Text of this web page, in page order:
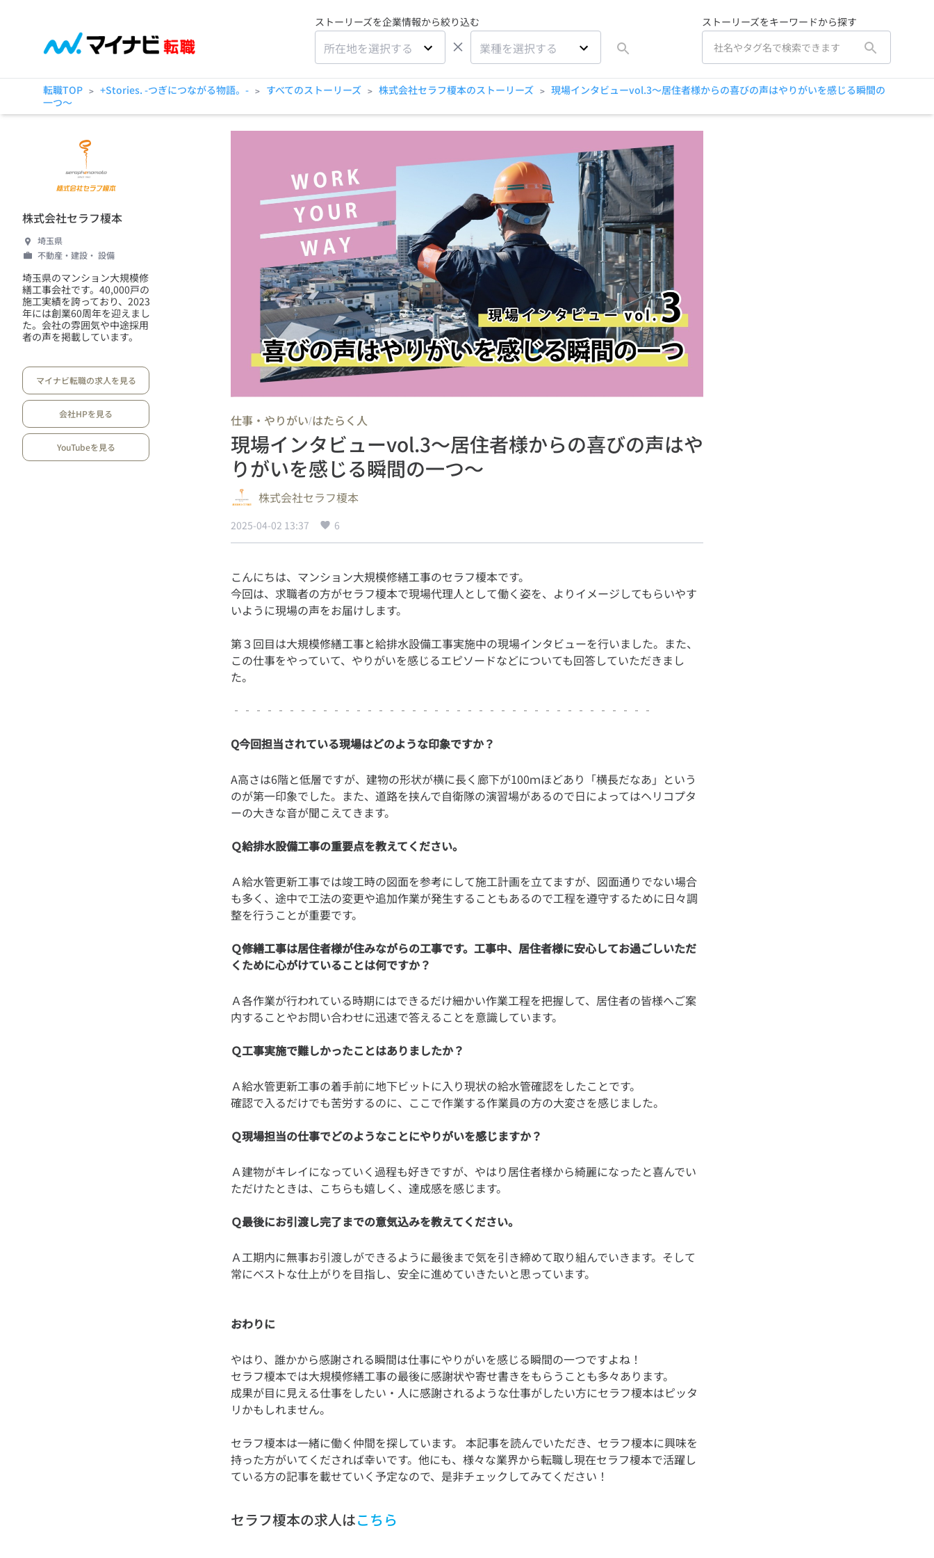
ストーリーズを企業情報から絞り込む
所在地を選択する × 業種を選択する
ストーリーズをキーワードから探す
転職TOP > +Stories. -つぎにつながる物語。- > すべてのストーリーズ > 株式会社セラフ榎本のストーリーズ > 現場インタビューvol.3～居住者様からの喜びの声はやりがいを感じる瞬間の
一つ～
株式会社セラフ榎本
埼玉県
不動産・建設・ 設備
埼玉県のマンション大規模修
繕工事会社です。40,000戸の
施工実績を誇っており、2023
年には創業60周年を迎えまし
た。会社の雰囲気や中途採用
者の声を掲載しています。
マイナビ転職の求人を見る
会社HPを見る
YouTubeを見る
仕事・やりがい/はたらく人
現場インタビューvol.3～居住者様からの喜びの声はや
りがいを感じる瞬間の一つ～
株式会社セラフ榎本
2025-04-02 13:37 6
こんにちは、マンション大規模修繕工事のセラフ榎本です。
今回は、求職者の方がセラフ榎本で現場代理人として働く姿を、よりイメージしてもらいやす
第３回目は大規模修繕工事と給排水設備工事実施中の現場インタビューを行いました。また、
この仕事をやっていて、やりがいを感じるエピソードなどについても回答していただきまし
Q今回担当されている現場はどのような印象ですか？
A高さは6階と低層ですが、建物の形状が横に長く廊下が100ｍほどあり「横長だなあ」という
のが第一印象でした。また、道路を挟んで自衛隊の演習場があるので日によってはヘリコプタ
Ｑ給排水設備工事の重要点を教えてください。
Ａ給水管更新工事では竣工時の図面を参考にして施工計画を立てますが、図面通りでない場合
も多く、途中で工法の変更や追加作業が発生することもあるので工程を遵守するために日々調
Ｑ修繕工事は居住者様が住みながらの工事です。工事中、居住者様に安心してお過ごしいただ
くために心がけていることは何ですか？
Ａ各作業が行われている時期にはできるだけ細かい作業工程を把握して、居住者の皆様へご案
Ｑ工事実施で難しかったことはありましたか？
Ａ給水管更新工事の着手前に地下ビットに入り現状の給水管確認をしたことです。
Ｑ現場担当の仕事でどのようなことにやりがいを感じますか？
Ａ建物がキレイになっていく過程も好きですが、やはり居住者様から綺麗になったと喜んでい
Ｑ最後にお引渡し完了までの意気込みを教えてください。
Ａ工期内に無事お引渡しができるように最後まで気を引き締めて取り組んでいきます。そして
おわりに
やはり、誰かから感謝される瞬間は仕事にやりがいを感じる瞬間の一つですよね！
セラフ榎本では大規模修繕工事の最後に感謝状や寄せ書きをもらうことも多々あります。
成果が目に見える仕事をしたい・人に感謝されるような仕事がしたい方にセラフ榎本はピッタ
セラフ榎本は一緒に働く仲間を探しています。 本記事を読んでいただき、セラフ榎本に興味を
持った方がいてくだされば幸いです。他にも、様々な業界から転職し現在セラフ榎本で活躍し
セラフ榎本の求人はこちら